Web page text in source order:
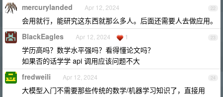
22
mercurylanded Apr 12, 2024
会用就行，能研究这东西就那么多人。后面还需要人去做应用。
23
BlackEagles Apr 12, 2024 1
学历高吗？数学水平强吗？看得懂论文吗？
如果否的话学学 api 调用应该问题不大
24
fredweili Apr 12, 2024
大模型入门不需要那些传统的数学/机器学习知识了，直接用